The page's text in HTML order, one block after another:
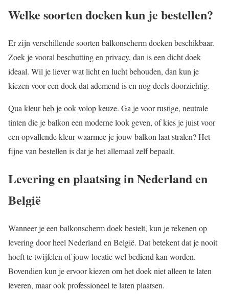
Welke soorten doeken kun je bestellen?
Er zijn verschillende soorten balkonscherm doeken beschikbaar.
Zoek je vooral beschutting en privacy, dan is een dicht doek
ideaal. Wil je liever wat licht en lucht behouden, dan kun je
kiezen voor een doek dat ademend is en nog deels doorzichtig.
Qua kleur heb je ook volop keuze. Ga je voor rustige, neutrale
tinten die je balkon een moderne look geven, of kies je juist voor
een opvallende kleur waarmee je jouw balkon laat stralen? Het
fijne van bestellen is dat je het allemaal zelf bepaalt.
Levering en plaatsing in Nederland en
België
Wanneer je een balkonscherm doek bestelt, kun je rekenen op
levering door heel Nederland en België. Dat betekent dat je nooit
hoeft te twijfelen of jouw locatie wel bediend kan worden.
Bovendien kun je ervoor kiezen om het doek niet alleen te laten
leveren, maar ook professioneel te laten plaatsen.